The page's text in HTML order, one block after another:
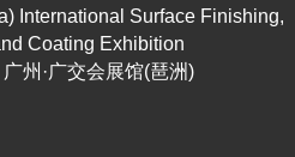
International Surface Finishing,
Coating Exhibition
州·广交会展馆(琶洲)